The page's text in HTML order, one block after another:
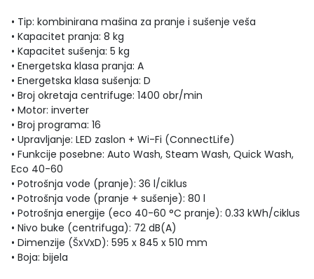
• Tip: kombinirana mašina za pranje i sušenje veša
• Kapacitet pranja: 8 kg
• Kapacitet sušenja: 5 kg
• Energetska klasa pranja: A
• Energetska klasa sušenja: D
• Broj okretaja centrifuge: 1400 obr/min
• Motor: inverter
• Broj programa: 16
• Upravljanje: LED zaslon + Wi-Fi (ConnectLife)
• Funkcije posebne: Auto Wash, Steam Wash, Quick Wash,
Eco 40-60
• Potrošnja vode (pranje): 36 l/ciklus
• Potrošnja vode (pranje + sušenje): 80 l
• Potrošnja energije (eco 40-60 °C pranje): 0.33 kWh/ciklus
• Nivo buke (centrifuga): 72 dB(A)
• Dimenzije (ŠxVxD): 595 x 845 x 510 mm
• Boja: bijela